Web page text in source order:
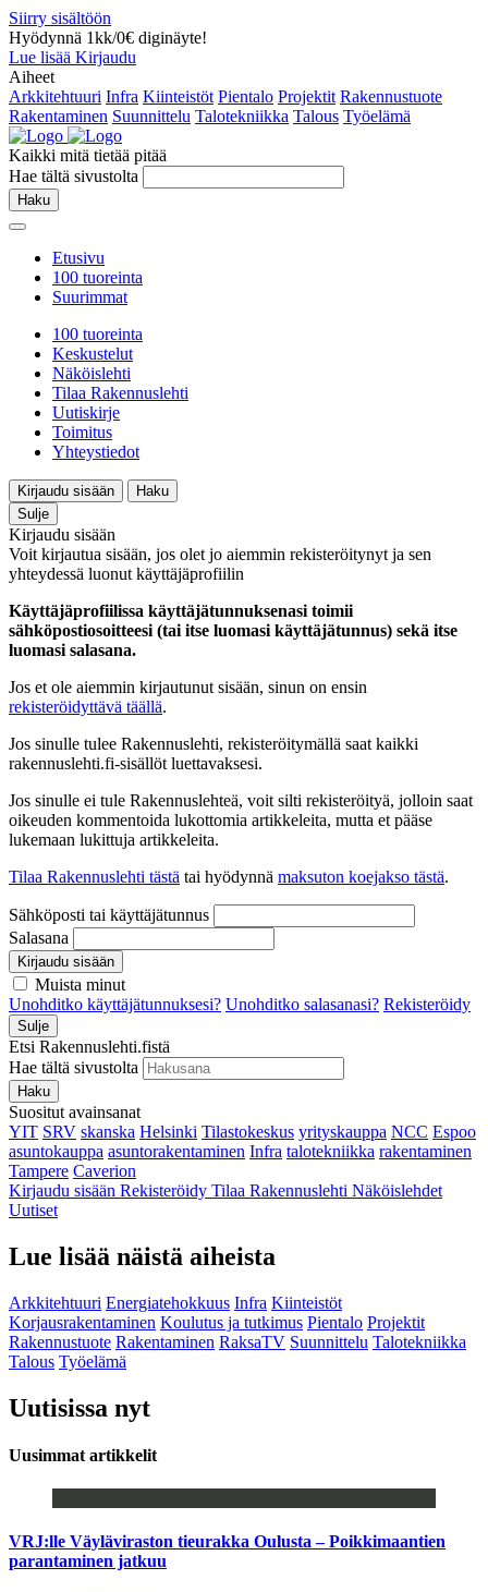
Siirry sisältöön
Hyödynnä 1kk/0€ diginäyte!
Lue lisää Kirjaudu
Aiheet
Arkkitehtuuri Infra Kiinteistöt Pientalo Projektit Rakennustuote
Rakentaminen Suunnittelu Talotekniikka Talous Työelämä
Kaikki mitä tietää pitää
Hae tältä sivustolta
Haku
Etusivu
100 tuoreinta
Suurimmat
100 tuoreinta
Keskustelut
Näköislehti
Tilaa Rakennuslehti
Uutiskirje
Toimitus
Yhteystiedot
Kirjaudu sisään
Haku
Sulje
Kirjaudu sisään
Voit kirjautua sisään, jos olet jo aiemmin rekisteröitynyt ja sen
yhteydessä luonut käyttäjäprofiilin
Käyttäjäprofiilissa käyttäjätunnuksenasi toimii
sähköpostiosoitteesi (tai itse luomasi käyttäjätunnus) sekä itse
luomasi salasana.
Jos et ole aiemmin kirjautunut sisään, sinun on ensin
rekisteröidyttävä täällä.
Jos sinulle tulee Rakennuslehti, rekisteröitymällä saat kaikki
rakennuslehti.fi-sisällöt luettavaksesi.
Jos sinulle ei tule Rakennuslehteä, voit silti rekisteröityä, jolloin saat
oikeuden kommentoida lukottomia artikkeleita, mutta et pääse
lukemaan lukittuja artikkeleita.
Tilaa Rakennuslehti tästä tai hyödynnä maksuton koejakso tästä.
Sähköposti tai käyttäjätunnus
Salasana
Kirjaudu sisään
Muista minut
Unohditko käyttäjätunnuksesi? Unohditko salasanasi? Rekisteröidy
Sulje
Etsi Rakennuslehti.fistä
Hae tältä sivustolta
Haku
Suositut avainsanat
YIT SRV skanska Helsinki Tilastokeskus yrityskauppa NCC Espoo
asuntokauppa asuntorakentaminen Infra talotekniikka rakentaminen
Tampere Caverion
Kirjaudu sisään Rekisteröidy Tilaa Rakennuslehti Näköislehdet
Uutiset
Lue lisää näistä aiheista
Arkkitehtuuri Energiatehokkuus Infra Kiinteistöt
Korjausrakentaminen Koulutus ja tutkimus Pientalo Projektit
Rakennustuote Rakentaminen RaksaTV Suunnittelu Talotekniikka
Talous Työelämä
Uutisissa nyt
Uusimmat artikkelit
VRJ:lle Väyläviraston tieurakka Oulusta – Poikkimaantien
parantaminen jatkuu